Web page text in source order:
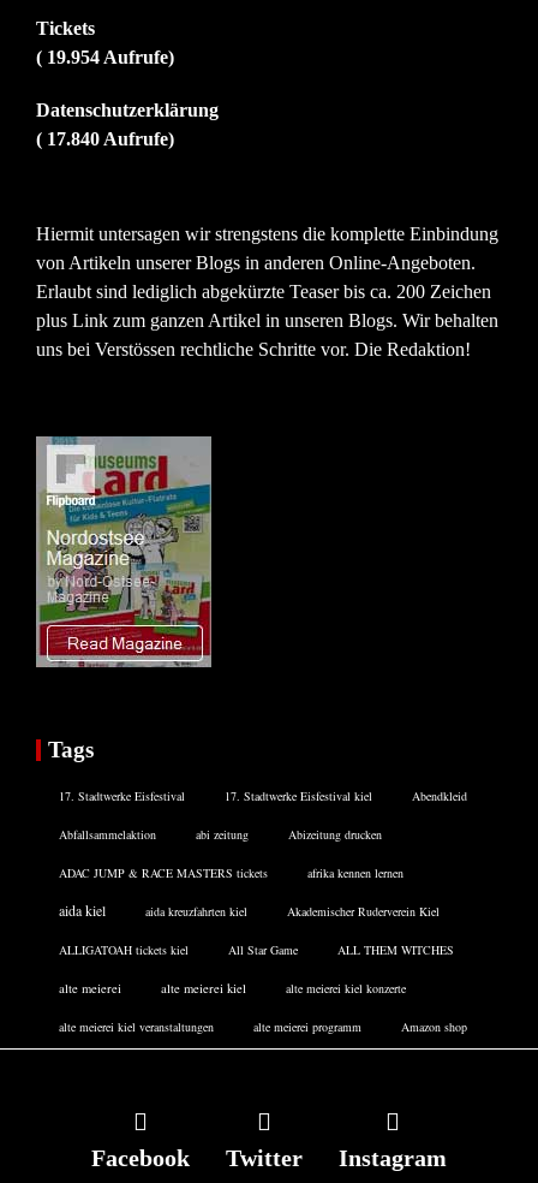
Tickets
( 19.954 Aufrufe)
Datenschutzerklärung
( 17.840 Aufrufe)
Hiermit untersagen wir strengstens die komplette Einbindung
von Artikeln unserer Blogs in anderen Online-Angeboten.
Erlaubt sind lediglich abgekürzte Teaser bis ca. 200 Zeichen
plus Link zum ganzen Artikel in unseren Blogs. Wir behalten
uns bei Verstössen rechtliche Schritte vor. Die Redaktion!
Tags
17. Stadtwerke Eisfestival 17. Stadtwerke Eisfestival kiel Abendkleid
Abfallsammelaktion abi zeitung Abizeitung drucken
ADAC JUMP & RACE MASTERS tickets afrika kennen lernen
aida kiel aida kreuzfahrten kiel Akademischer Ruderverein Kiel
ALLIGATOAH tickets kiel All Star Game ALL THEM WITCHES
alte meierei alte meierei kiel alte meierei kiel konzerte
alte meierei kiel veranstaltungen alte meierei programm Amazon shop
Facebook Twitter Instagram